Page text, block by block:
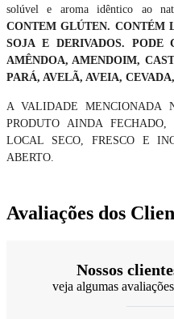
solúvel e aroma idêntico ao
CONTEM GLÚTEN. CONTÉM
SOJA E DERIVADOS. PODE
AMÊNDOA, AMENDOIM,
PARÁ, AVELÃ, AVEIA,
A VALIDADE MENCIONADA
PRODUTO AINDA
LOCAL SECO, FRESCO E
ABERTO.
Avaliações dos
Nossos
veja algumas